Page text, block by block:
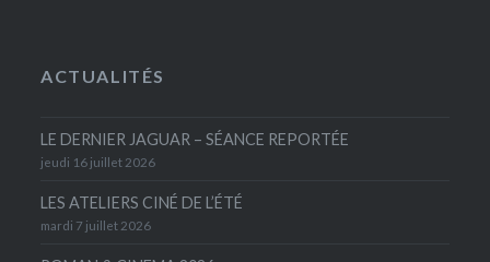
ACTUALITÉS
LE DERNIER JAGUAR – SÉANCE REPORTÉE
jeudi 16 juillet 2026
LES ATELIERS CINÉ DE L’ÉTÉ
mardi 7 juillet 2026